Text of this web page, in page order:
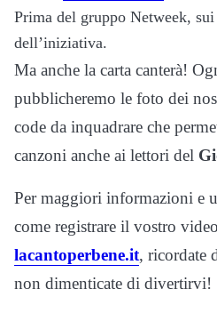
Prima del gruppo Netweek,
dell’iniziativa.
Ma anche la carta canterà!
pubblicheremo le foto dei
code da inquadrare che
canzoni anche ai lettori del
Per maggiori informazioni e
come registrare il vostro
lacantoperbene.it, ricordate
non dimenticate di divertirvi!